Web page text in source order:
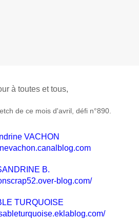
à toutes et tous,
de ce mois d'avril, défi n°890.
VACHON
B.
blog.com/
TURQUOISE